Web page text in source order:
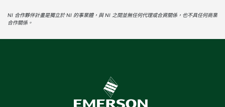
NI 合作夥伴計畫是獨立於 NI 的事業體，與 NI 之間並無任何代理或合資關係，也不具任何商業
合作關係。